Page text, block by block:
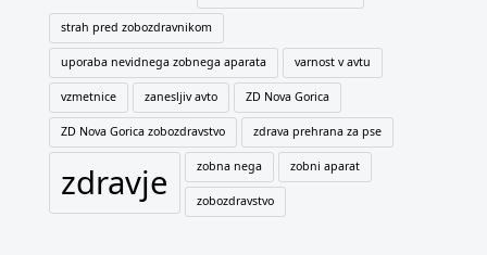
strah pred zobozdravnikom
uporaba nevidnega zobnega aparata varnost v avtu
vzmetnice zanesljiv avto ZD Nova Gorica
ZD Nova Gorica zobozdravstvo zdrava prehrana za pse
zdravje zobna nega zobni aparat
zobozdravstvo